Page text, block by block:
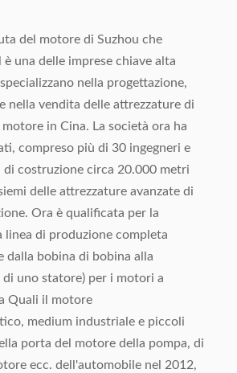
del motore di Suzhou che
una delle imprese chiave alta
nella progettazione,
nella vendita delle attrezzature di
in Cina. La società ora ha
compreso più di 30 ingegneri e
di costruzione circa 20.000 metri
delle attrezzature avanzate di
Ora è qualificata per la
linea di produzione completa
dalla bobina di bobina alla
uno statore) per i motori a
Quali il motore
medium industriale e piccoli
porta del motore della pompa, di
ecc. dell'automobile nel 2012,